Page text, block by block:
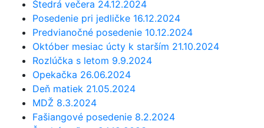
Štedrá večera 24.12.2024
Posedenie pri jedličke 16.12.2024
Predvianočné posedenie 10.12.2024
Október mesiac úcty k starším 21.10.2024
Rozlúčka s letom 9.9.2024
Opekačka 26.06.2024
Deň matiek 21.05.2024
MDŽ 8.3.2024
Fašiangové posedenie 8.2.2024